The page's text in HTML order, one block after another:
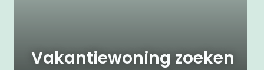
Vakantiewoning zoeken